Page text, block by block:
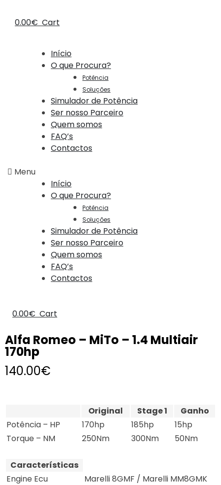
0.00€ Cart
Início
O que Procura?
Potência
Soluções
Simulador de Potência
Ser nosso Parceiro
Quem somos
FAQ’s
Contactos
Menu
Início
O que Procura?
Potência
Soluções
Simulador de Potência
Ser nosso Parceiro
Quem somos
FAQ’s
Contactos
0.00€ Cart
Alfa Romeo – MiTo – 1.4 Multiair
170hp
140.00€
Original Stage 1
Ganho
Potência – HP
170hp 185hp
15hp
Torque – NM
250Nm 300Nm 50Nm
Características
Engine Ecu
Marelli 8GMF / Marelli MM8GMK